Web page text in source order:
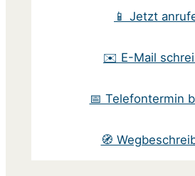
📱 Jetzt
✉️ E-Mail
📅 Telefontermin
🧭